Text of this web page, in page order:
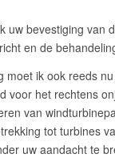
uw bevestiging van
en de
moet ik ook reeds
voor het rechtens
van
tot turbines
uw aandacht te